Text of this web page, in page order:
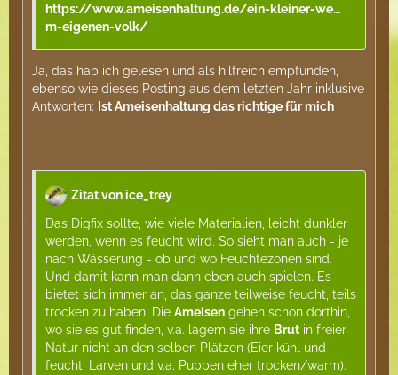
https://www.ameisenhaltung.de/ein-kleiner-we…
m-eigenen-volk/
Ja, das hab ich gelesen und als hilfreich empfunden,
ebenso wie dieses Posting aus dem letzten Jahr inklusive
Antworten: Ist Ameisenhaltung das richtige für mich
Zitat von ice_trey
Das Digfix sollte, wie viele Materialien, leicht dunkler
werden, wenn es feucht wird. So sieht man auch - je
nach Wässerung - ob und wo Feuchtezonen sind.
Und damit kann man dann eben auch spielen. Es
bietet sich immer an, das ganze teilweise feucht, teils
trocken zu haben. Die Ameisen gehen schon dorthin,
wo sie es gut finden, v.a. lagern sie ihre Brutin freier
Natur nicht an den selben Plätzen (Eier kühl und
feucht, Larven und v.a. Puppen eher trocken/warm).